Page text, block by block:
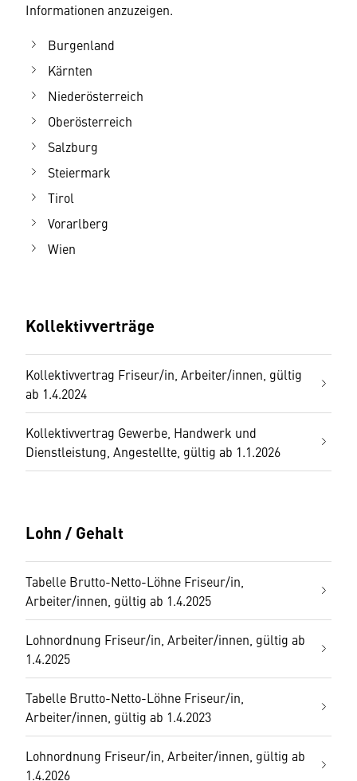
Informationen anzuzeigen.
Burgenland
Kärnten
Niederösterreich
Oberösterreich
Salzburg
Steiermark
Tirol
Vorarlberg
Wien
Kollektivverträge
Kollektivvertrag Friseur/in, Arbeiter/innen, gültig
ab 1.4.2024
Kollektivvertrag Gewerbe, Handwerk und
Dienstleistung, Angestellte, gültig ab 1.1.2026
Lohn / Gehalt
Tabelle Brutto-Netto-Löhne Friseur/in,
Arbeiter/innen, gültig ab 1.4.2025
Lohnordnung Friseur/in, Arbeiter/innen, gültig ab
1.4.2025
Tabelle Brutto-Netto-Löhne Friseur/in,
Arbeiter/innen, gültig ab 1.4.2023
Lohnordnung Friseur/in, Arbeiter/innen, gültig ab
1.4.2026